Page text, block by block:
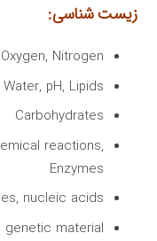
زیست شناسی:
Nitrogen
pH, Lipids
Carbohydrates
reactions,
Enzymes
nucleic acids
material